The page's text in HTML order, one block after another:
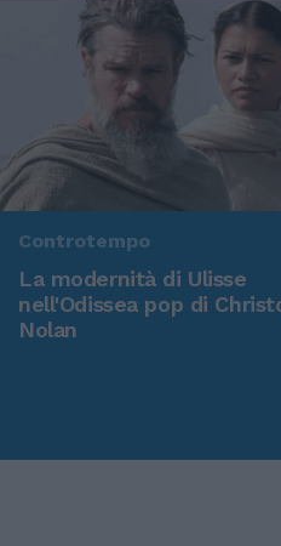
Controtempo
La modernità di Ulisse
nell'Odissea pop di
Nolan